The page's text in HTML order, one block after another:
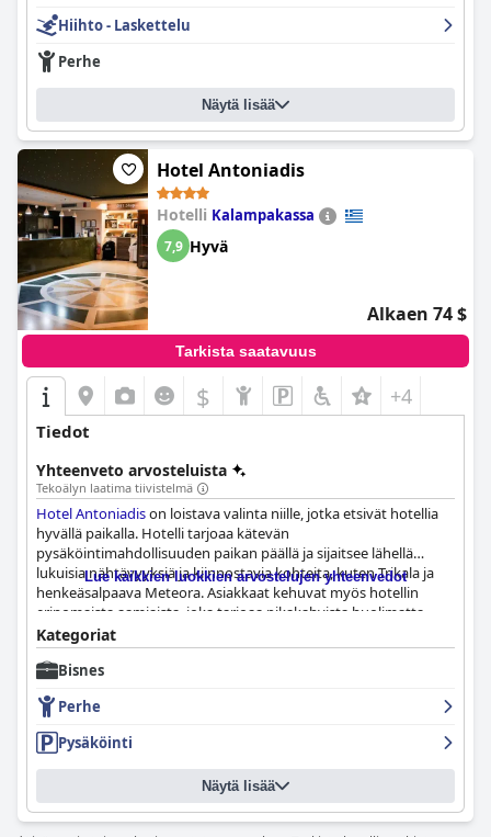
Hiihto - Laskettelu
Perhe
Näytä lisää
Hotel Antoniadis
Hotelli Kalampakassa
7,9 Hyvä
Alkaen 74 $
Tarkista saatavuus
$ +4
Tiedot
Yhteenveto arvosteluista
Tekoälyn laatima tiivistelmä
Hotel Antoniadison loistava valinta niille, jotka etsivät hotellia
hyvällä paikalla. Hotelli tarjoaa kätevän
pysäköintimahdollisuuden paikan päällä ja sijaitsee lähellä
lukuisia nähtävyyksiä ja kiinnostavia kohteita, kuten Trikala ja
henkeäsalpaava Meteora. Asiakkaat kehuvat myös hotellin
erinomaista aamiaista, joka tarjoaa pikakahvista huolimatta
monenlaisia vaihtoehtoja. Hotelli tarjoaa tilavia, siistejä ja hyvin
varustettuja huoneita, joissa on mukavat sängyt ja lähes uudet
huonekalut. Henkilökunta on poikkeuksellisen ystävällistä ja
vieraanvaraista, mukautuvaa ja avuliasta ja tekee kaikkensa
varmistaakseen yleisen tyytyväisyyden. Vaikka muutamat
vieraat raportoivat pienistä ongelmista, jotka liittyivät käytäviltä
kantautuvaan meluun ja siivoukseen, miellyttävä ilmapiiri ja
mukavat mukavuudet tekevät Hotel Antoniadiksesta loistavan
vaihtoehdon matkustajille, jotka etsivät siistiä, viihtyisää ja
hyvällä paikalla sijaitsevaa hotellia, jossa on ystävällinen
henkilökunta.
Lue kaikkien luokkien arvostelujen yhteenvedot
Kategoriat
Bisnes
Perhe
Pysäköinti
Näytä lisää